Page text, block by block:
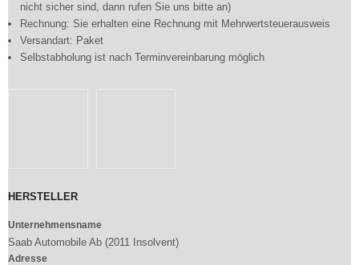
nicht sicher sind, dann rufen Sie uns bitte an)
Rechnung: Sie erhalten eine Rechnung mit Mehrwertsteuerausweis
Versandart: Paket
Selbstabholung ist nach Terminvereinbarung möglich
HERSTELLER
Unternehmensname
Saab Automobile Ab (2011 Insolvent)
Adresse